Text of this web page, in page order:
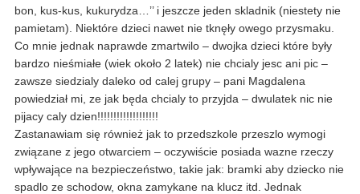
bon, kus-kus, kukurydza…’’ i jeszcze jeden skladnik (niestety nie
pamietam). Niektóre dzieci nawet nie tknęły owego przysmaku.
Co mnie jednak naprawde zmartwilo – dwojka dzieci które były
bardzo nieśmiałe (wiek około 2 latek) nie chcialy jesc ani pic –
zawsze siedzialy daleko od calej grupy – pani Magdalena
powiedział mi, ze jak będa chcialy to przyjda – dwulatek nic nie
pijacy caly dzien!!!!!!!!!!!!!!!!!!!
Zastanawiam się również jak to przedszkole przeszlo wymogi
związane z jego otwarciem – oczywiście posiada wazne rzeczy
wpływające na bezpieczeństwo, takie jak: bramki aby dziecko nie
spadlo ze schodow, okna zamykane na klucz itd. Jednak